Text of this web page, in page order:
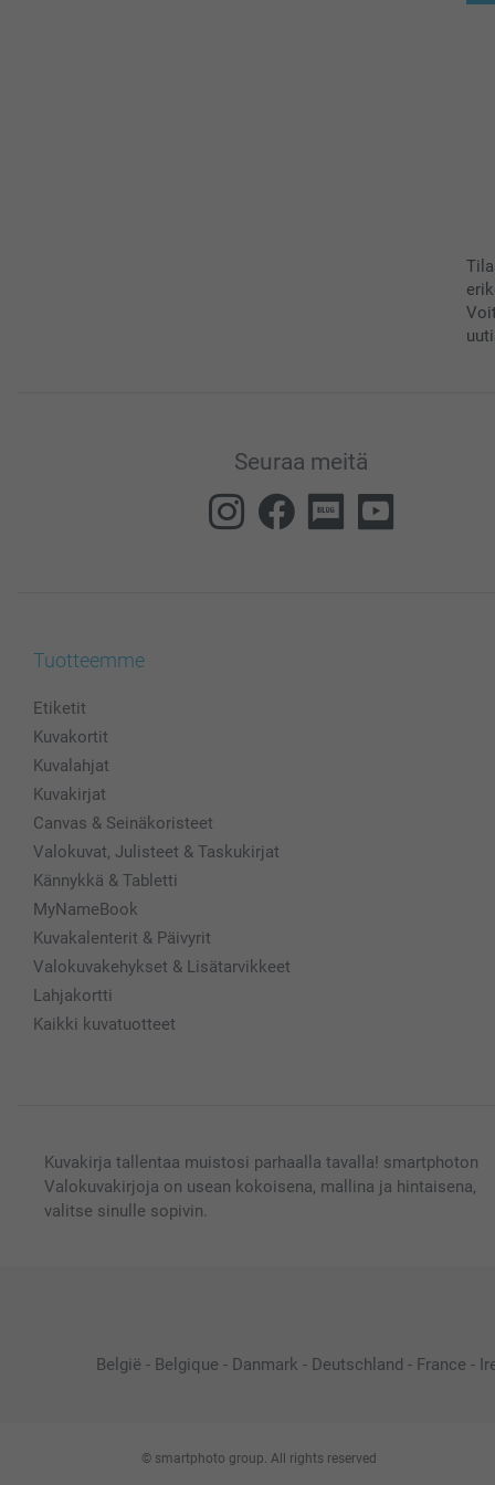
Seuraa meitä
Tuotteemme
Etiketit
Kuvakortit
Kuvalahjat
Kuvakirjat
Canvas & Seinäkoristeet
Valokuvat, Julisteet & Taskukirjat
Kännykkä & Tabletti
MyNameBook
Kuvakalenterit & Päivyrit
Valokuvakehykset & Lisätarvikkeet
Lahjakortti
Kaikki kuvatuotteet
Kuvakirja tallentaa muistosi parhaalla tavalla! smartphoton
Valokuvakirjoja on usean kokoisena, mallina ja hintaisena,
valitse sinulle sopivin.
België - Belgique - Danmark - Deutschland - France -
© smartphoto group. All rights reserved